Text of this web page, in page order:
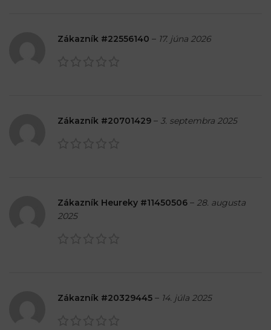
Zákazník #22556140 – 17. júna 2026
Zákazník #20701429 – 3. septembra 2025
Zákazník Heureky #11450506 – 28. augusta
2025
Zákazník #20329445 – 14. júla 2025